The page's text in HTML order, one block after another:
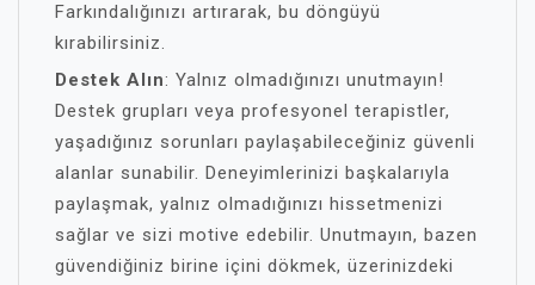
Farkındalığınızı artırarak, bu döngüyü
kırabilirsiniz.
Destek Alın: Yalnız olmadığınızı unutmayın!
Destek grupları veya profesyonel terapistler,
yaşadığınız sorunları paylaşabileceğiniz güvenli
alanlar sunabilir. Deneyimlerinizi başkalarıyla
paylaşmak, yalnız olmadığınızı hissetmenizi
sağlar ve sizi motive edebilir. Unutmayın, bazen
güvendiğiniz birine içini dökmek, üzerinizdeki